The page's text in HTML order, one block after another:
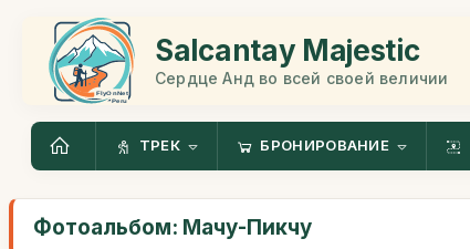
Salcantay Majestic
Сердце Анд во всей своей величии
ТРЕК БРОНИРОВАНИЕ
Фотоальбом: Мачу-Пикчу